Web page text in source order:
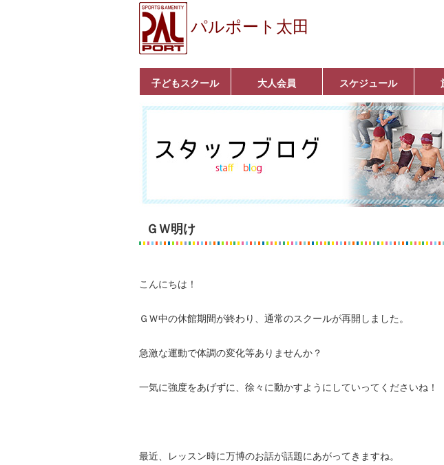
パルポート太田
子どもスクール
ベビーコース
幼児コース
小学生コース
育成コース
選手コース
キッズパーク(体操教
室)
クラシックバレエ
ボルダリング
■入会案内
大人会員
いきいきコース
トライアスロン
フィットネス
■入会案内
スケジュール
ＧＷ明け
こんにちは！
ＧＷ中の休館期間が終わり、通常のスクールが再開しました。
急激な運動で体調の変化等ありませんか？
一気に強度をあげずに、徐々に動かすようにしていってくださいね！
最近、レッスン時に万博のお話が話題にあがってきますね。